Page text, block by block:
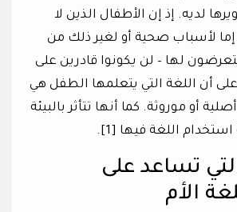
لديه. إذ إن الأطفال الذين لا
لأسباب صحية أو لغير ذلك من
لها – لن يكونوا قادرين على
أن اللغة التي يتعلمها الطفل هي
أو موروثة. كما أنها تتأثر بالبيئة
اللغة فيها [1].
تساعد على
الأم